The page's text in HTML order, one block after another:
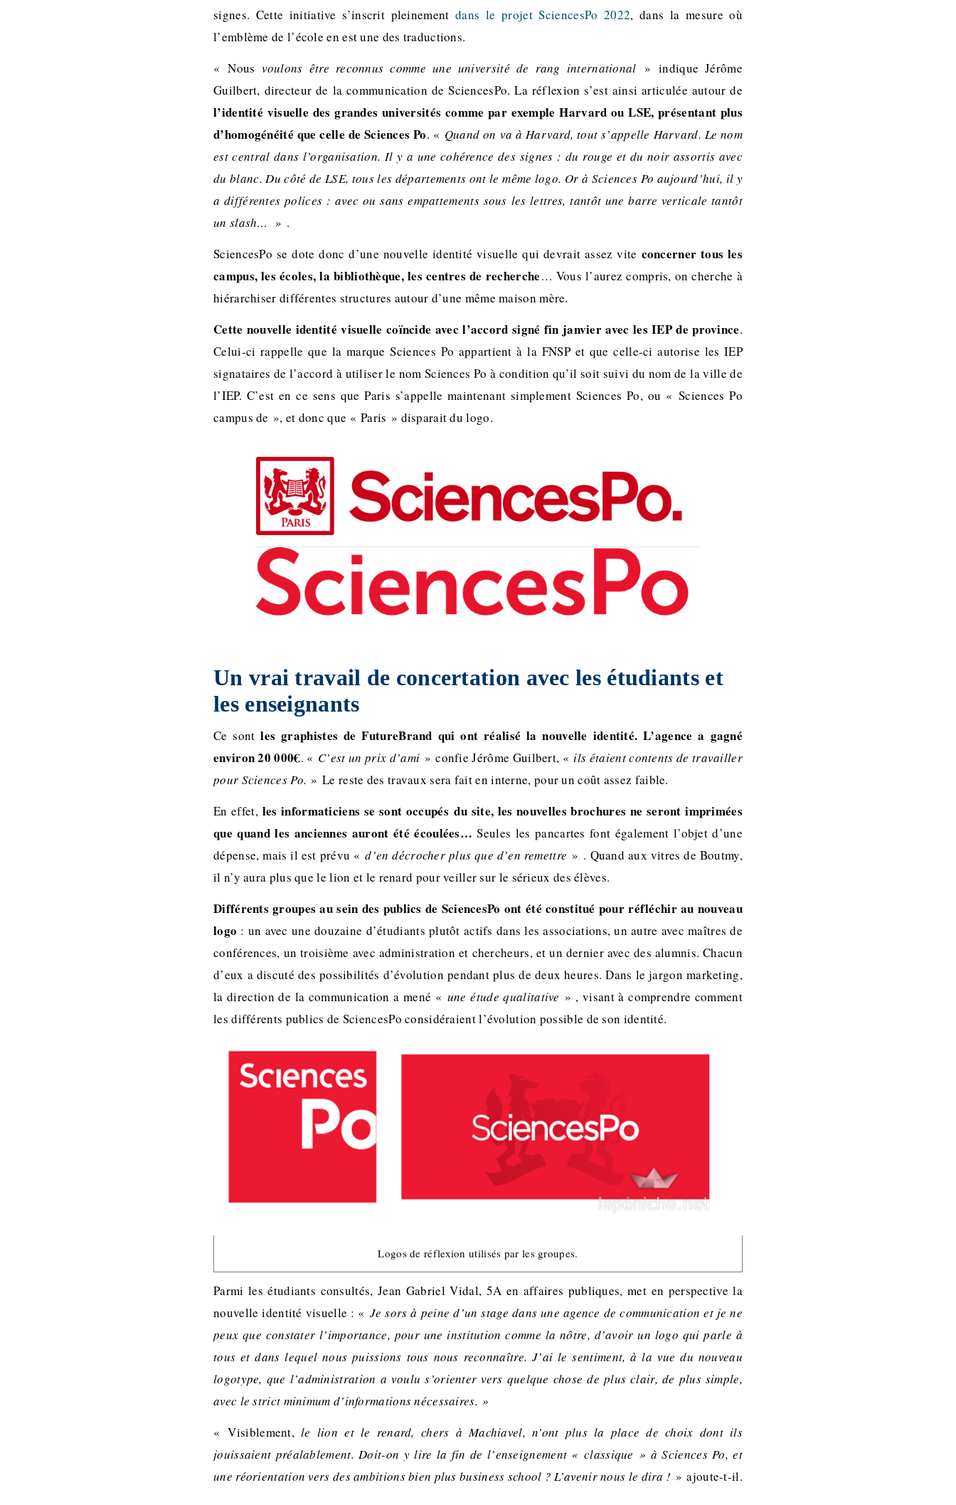
signes. Cette initiative s’inscrit pleinementdans le projet SciencesPo 2022, dans la mesure où
l’emblème de l’école en est une des traductions.
« Nous voulons être reconnus comme une université de rang international » indique Jérôme
Guilbert, directeur de la communication de SciencesPo. La réflexion s’est ainsi articulée autour de
l’identité visuelle des grandes universités comme par exemple Harvard ou LSE, présentant plus
d’homogénéité que celle de Sciences Po. « Quand on va à Harvard, tout s’appelle Harvard. Le nom
est central dans l’organisation. Il y a une cohérence des signes : du rouge et du noir assortis avec
du blanc. Du côté de LSE, tous les départements ont le même logo. Or à Sciences Po aujourd’hui, il y
a différentes polices : avec ou sans empattements sous les lettres, tantôt une barre verticale tantôt
un slash…
» .
SciencesPo se dote donc d’une nouvelle identité visuelle qui devrait assez vite concerner tous les
campus, les écoles, la bibliothèque, les centres de recherche… Vous l’aurez compris, on cherche à
hiérarchiser différentes structures autour d’une même maison mère.
Cette nouvelle identité visuelle coïncide avec l’accord signé fin janvier avec les IEP de province.
Celui-ci rappelle que la marque Sciences Po appartient à la FNSP et que celle-ci autorise les IEP
signataires de l’accord à utiliser le nom Sciences Po à condition qu’il soit suivi du nom de la ville de
l’IEP. C’est en ce sens que Paris s’appelle maintenant simplement Sciences Po, ou « Sciences Po
campus de », et donc que « Paris » disparait du logo.
Un vrai travail de concertation avec les étudiants et
les enseignants
Ce sontles graphistes de FutureBrand qui ont réalisé la nouvelle identité. L’agence a gagné
environ 20 000€. « C’est un prix d’ami » confie Jérôme Guilbert, «ils étaient contents de travailler
pour Sciences Po. » Le reste des travaux sera fait en interne, pour un coût assez faible.
En effet, les informaticiens se sont occupés du site, les nouvelles brochures ne seront imprimées
que quand les anciennes auront été écoulées… Seules les pancartes font également l’objet d’une
dépense, mais il est prévu «d’en décrocher plus que d’en remettre » . Quand aux vitres de Boutmy,
il n’y aura plus que le lion et le renard pour veiller sur le sérieux des élèves.
Différents groupes au sein des publics de SciencesPo ont été constitué pour réfléchir au nouveau
logo : un avec une douzaine d’étudiants plutôt actifs dans les associations, un autre avec maîtres de
conférences, un troisième avec administration et chercheurs, et un dernier avec des alumnis. Chacun
d’eux a discuté des possibilités d’évolution pendant plus de deux heures. Dans le jargon marketing,
la direction de la communication a mené « une étude qualitative » , visant à comprendre comment
les différents publics de SciencesPo considéraient l’évolution possible de son identité.
Logos de réflexion utilisés par les groupes.
Parmi les étudiants consultés, Jean Gabriel Vidal, 5A en affaires publiques, met en perspective la
nouvelle identité visuelle : « Je sors à peine d’un stage dans une agence de communication et je ne
peux que constater l’importance, pour une institution comme la nôtre, d’avoir un logo qui parle à
tous et dans lequel nous puissions tous nous reconnaître. J’ai le sentiment, à la vue du nouveau
logotype, que l’administration a voulu s’orienter vers quelque chose de plus clair, de plus simple,
avec le strict minimum d’informations nécessaires. »
« Visiblement, le lion et le renard, chers à Machiavel, n’ont plus la place de choix dont ils
jouissaient préalablement. Doit-on y lire la fin de l’enseignement « classique » à Sciences Po, et
une réorientation vers des ambitions bien plus business school ? L’avenir nous le dira ! » ajoute-t-il.